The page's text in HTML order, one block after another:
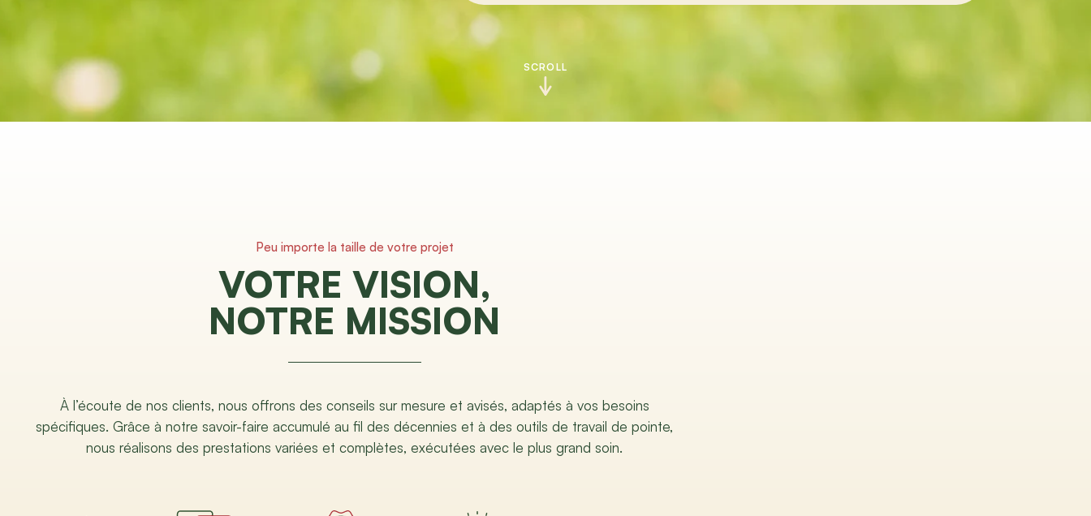
SCROLL
Peu importe la taille de votre projet
VOTRE VISION,
NOTRE MISSION
À l’écoute de nos clients, nous offrons des conseils sur mesure et avisés, adaptés à vos besoins
spécifiques. Grâce à notre savoir-faire accumulé au fil des décennies et à des outils de travail de pointe,
nous réalisons des prestations variées et complètes, exécutées avec le plus grand soin.